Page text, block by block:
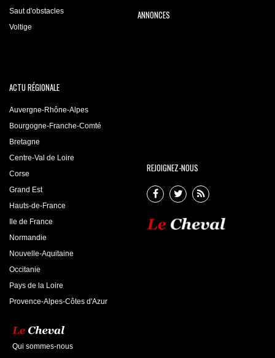
Saut d'obstacles
Voltige
ANNONCES
ACTU RÉGIONALE
Auvergne-Rhône-Alpes
Bourgogne-Franche-Comté
Bretagne
Centre-Val de Loire
Corse
Grand Est
Hauts-de-France
Ile de France
Normandie
Nouvelle-Aquitaine
Occitanie
Pays de la Loire
Provence-Alpes-Côtes d'Azur
REJOIGNEZ-NOUS
Qui sommes-nous